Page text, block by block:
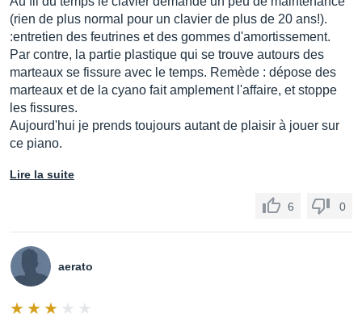
(rien de plus normal pour un clavier de plus de 20 ans!).
:entretien des feutrines et des gommes d'amortissement.
Par contre, la partie plastique qui se trouve autours des
marteaux se fissure avec le temps. Remède : dépose des
marteaux et de la cyano fait amplement l'affaire, et stoppe
les fissures.
Aujourd'hui je prends toujours autant de plaisir à jouer sur
ce piano.
Lire la suite
6 0
aerato